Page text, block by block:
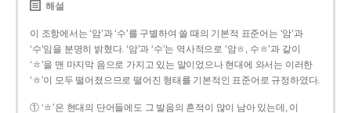
해설
이 조항에서는 ‘암’과 ‘수’를 구별하여 쓸 때의 기본적 표준어는 ‘암’과
‘수’임을 분명히 밝혔다. ‘암’과 ‘수’는 역사적으로 ‘암ㅎ, 수ㅎ’과 같이
‘ㅎ’을 맨 마지막 음으로 가지고 있는 말이었으나 현대에 와서는 이러한
‘ㅎ’이 모두 떨어졌으므로 떨어진 형태를 기본적인 표준어로 규정하였다.
① ‘ㅎ’은 현대의 단어들에도 그 발음의 흔적이 많이 남아 있는데, 이